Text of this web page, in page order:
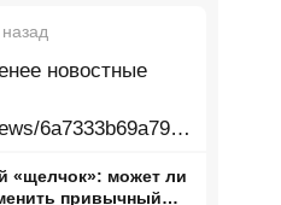
назад
новостные
6a7333b69a7947
Такламакан и
«щелчок»: может ли
привычный